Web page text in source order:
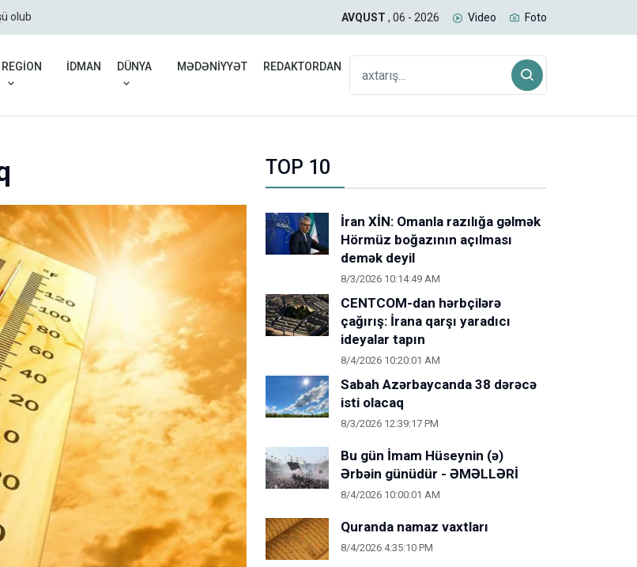
olub Rusiyadan Ermənistana buğda daşıyan yük qatarı Biləcəridən yola düşüb
AVQUST , 06 - 2026 Video Foto
REGİON İDMAN DÜNYA MƏDƏNİYYƏT REDAKTORDAN
TOP 10
İran XİN: Omanla razılığa gəlmək
Hörmüz boğazının açılması
demək deyil
8/3/2026 10:14:49 AM
CENTCOM-dan hərbçilərə
çağırış: İrana qarşı yaradıcı
ideyalar tapın
8/4/2026 10:20:01 AM
Sabah Azərbaycanda 38 dərəcə
isti olacaq
8/3/2026 12:39:17 PM
Bu gün İmam Hüseynin (ə)
Ərbəin günüdür - ƏMƏLLƏRİ
8/4/2026 10:00:01 AM
Quranda namaz vaxtları
8/4/2026 4:35:10 PM